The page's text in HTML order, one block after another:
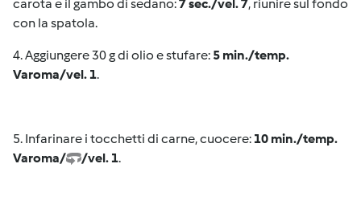
carota e il gambo di sedano:7 sec./vel. 7, riunire sul fondo
con la spatola.
4. Aggiungere 30 g di olio e stufare: 5 min./temp.
Varoma/vel. 1.
5. Infarinare i tocchetti di carne, cuocere: 10 min./temp.
Varoma/
/vel. 1.